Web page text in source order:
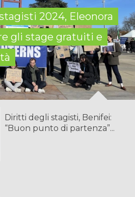
2024, Eleonora
gli stage gratuiti e
Diritti degli stagisti, Benifei:
“Buon punto di partenza”...